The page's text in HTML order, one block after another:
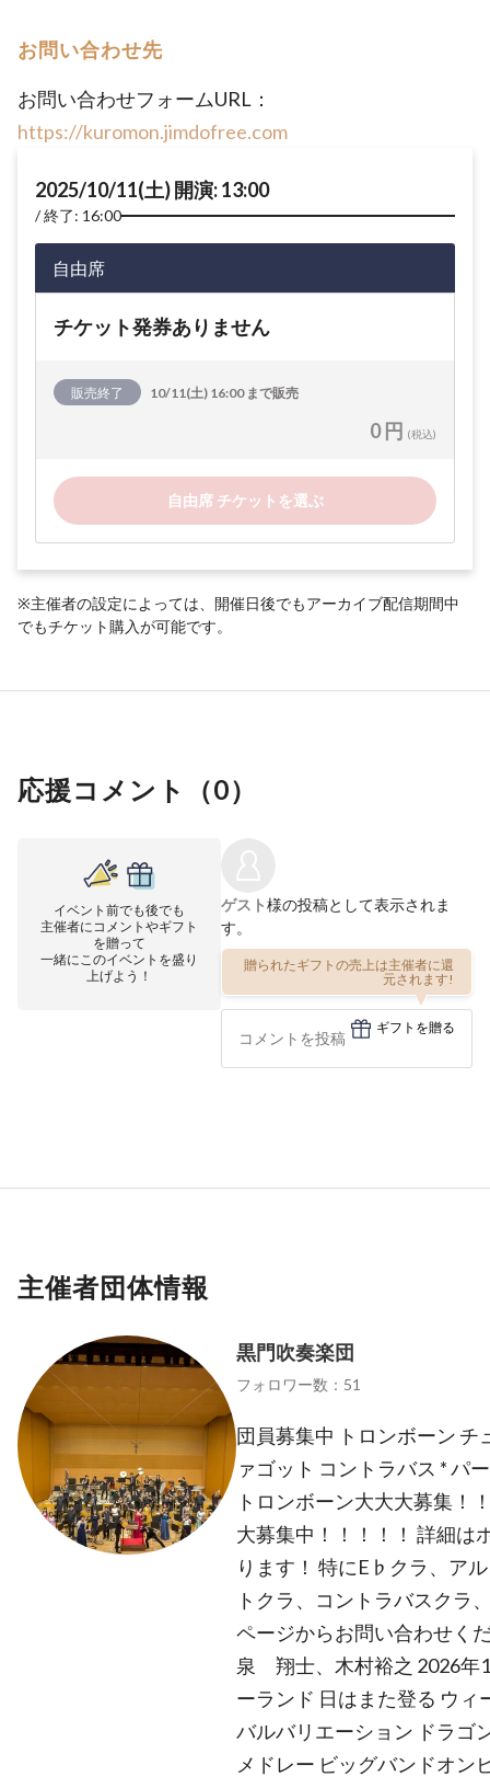
お問い合わせ先
お問い合わせフォームURL：
https://kuromon.jimdofree.com
2025/10/11(土) 開演: 13:00
終了: 16:00
自由席
チケット発券ありません
販売終了 10/11(土) 16:00 まで販売
0 円 (税込)
自由席 チケットを選ぶ
※主催者の設定によっては、開催日後でもアーカイブ配信期間中
でもチケット購入が可能です。
応援コメント（0）
イベント前でも後でも
主催者にコメントやギフト
を贈って
一緒にこのイベントを盛り
上げよう！
ゲスト様の投稿として表示されま
す。
贈られたギフトの売上は主催者に還
元されます!
ギフトを贈る
主催者団体情報
黒門吹奏楽団
フォロワー数：51
団員募集中 トロンボーン チ
ァゴット コントラバス * パ
トロンボーン大大大募集！
大募集中！！！！！ 詳細は
ります！ 特にE♭クラ、ア
トクラ、コントラバスクラ
ページからお問い合わせ
泉 翔士、木村裕之 2026年
ーランド 日はまた登る ウ
バルバリエーション ドラゴ
メドレー ビッグバンドオン